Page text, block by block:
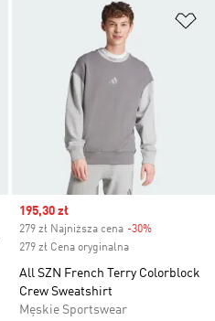
Dodaj do listy życzeń
Sale price
195,30 zł
279 zł Najniższa cena -30%
279 zł Cena oryginalna
All SZN French Terry Colorblock
Crew Sweatshirt
Męskie Sportswear